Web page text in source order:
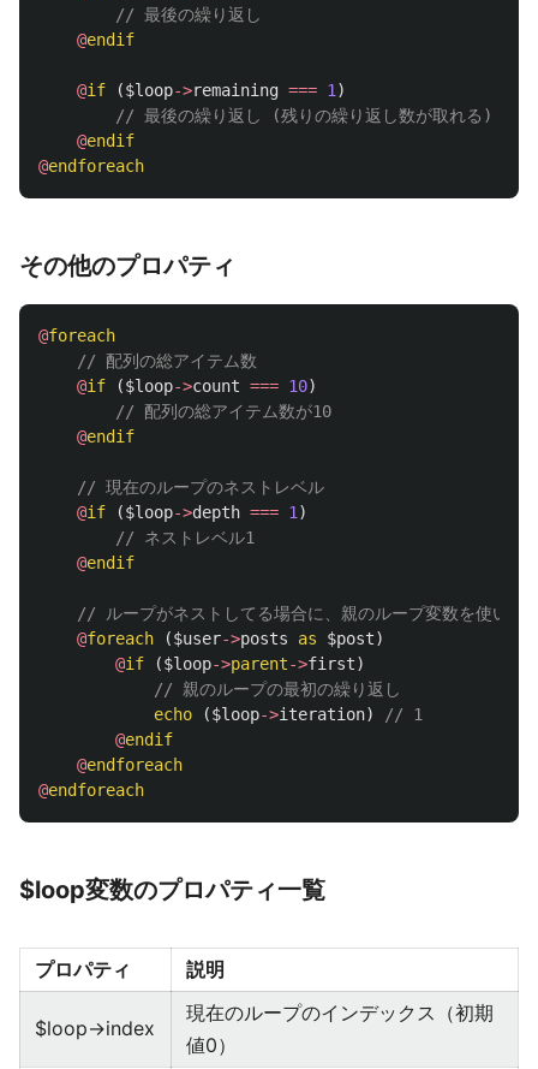
// 最後の繰り返し
@endif
@if ($loop->remaining === 1 )
// 最後の繰り返し (残りの繰り返し数が取れる)
@endif
@endforeach
その他のプロパティ
@foreach
// 配列の総アイテム数
@if ($loop->count === 10)
// 配列の総アイテム数が10
@endif
// 現在のループのネストレベル
@if ($loop->depth === 1 )
// ネストレベル1
@endif
// ループがネストしてる場合に、親のループ変数を使いた
@foreach ($user->posts as $post)
@if ($loop->parent->first)
// 親のループの最初の繰り返し
echo
($loop->iteration)
// 1
@endif
@endforeach
@endforeach
$loop変数のプロパティ一覧
プロパティ 説明
$loop->index
現在のループのインデックス（初期
値0）